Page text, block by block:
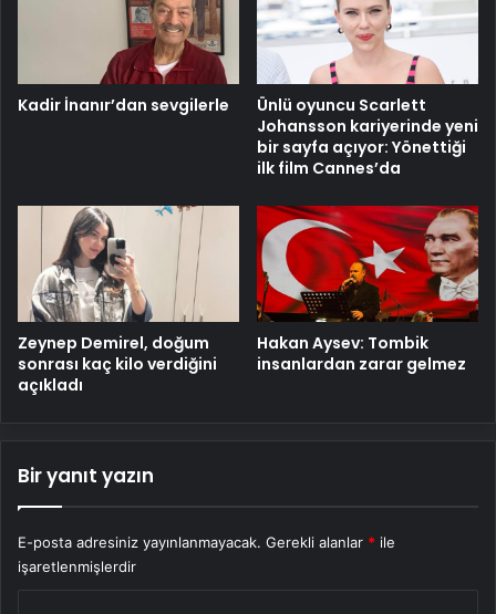
Kadir İnanır’dan sevgilerle
Ünlü oyuncu Scarlett
Johansson kariyerinde yeni
bir sayfa açıyor: Yönettiği
ilk film Cannes’da
Zeynep Demirel, doğum
sonrası kaç kilo verdiğini
açıkladı
Hakan Aysev: Tombik
insanlardan zarar gelmez
Bir yanıt yazın
E-posta adresiniz yayınlanmayacak. Gerekli alanlar * ile
işaretlenmişlerdir